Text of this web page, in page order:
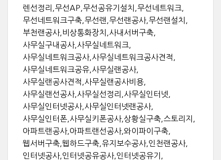
렌선정리,무선AP,무선공유기설치,무선네트워크,
무선네트워크구축,무선랜,무선랜공사,무선랜설치,
부천랜공사,비상통화장치,사내서버구축,
사무실구내공사,사무실네트워크,
사무실네트워크공사,사무실네트워크공사견적,
사무실네트워크공유,사무실랜공사,
사무실랜공사견적,사무실랜공사비용,
사무실랜선공사,사무실선정리,사무실인터넷,
사무실인터넷공사,사무실인터넷랜공사,
사무실인터폰,사무실키폰공사,상황실구축,스토리지,
아파트랜공사,아파트랜선공사,와이파이구축,
웹서버구축,웹하드구축,유지보수공사,인천랜공사,
인터넷공사,인터넷공유공사,인터넷공유기,